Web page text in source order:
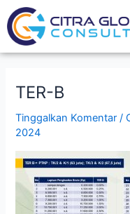
Lewati
ke
konten
TER-B
Tinggalkan Komentar /
2024
Post
navigation